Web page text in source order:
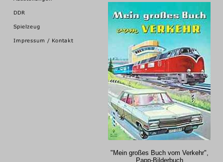
"Mein großes Buch vom Verkehr",
Papp-Bilderbuch